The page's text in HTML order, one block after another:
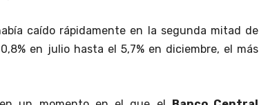
caído rápidamente en la segunda mitad de
en julio hasta el 5,7% en diciembre, el más